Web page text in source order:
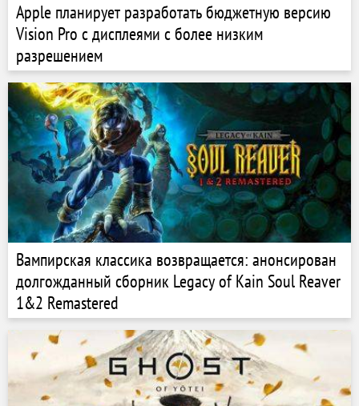
Apple планирует разработать бюджетную версию
Vision Pro с дисплеями с более низким
разрешением
Вампирская классика возвращается: анонсирован
долгожданный сборник Legacy of Kain Soul Reaver
1&2 Remastered